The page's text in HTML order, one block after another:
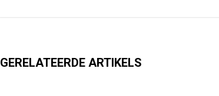
GERELATEERDE ARTIKELS